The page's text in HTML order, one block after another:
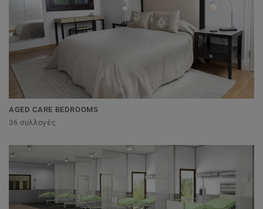
AGED CARE BEDROOMS
36 συλλογές